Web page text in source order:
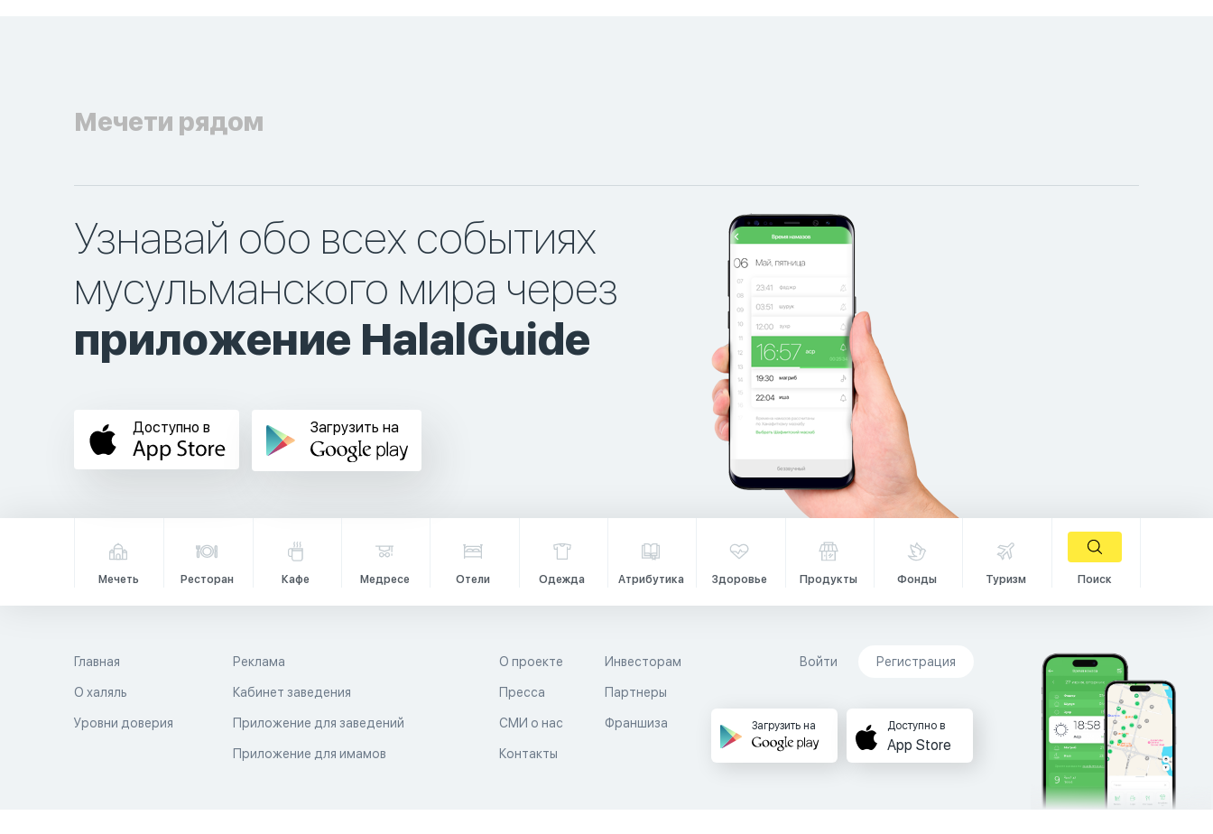
Мечети рядом
Узнавай обо всех событиях
мусульманского мира через
приложение HalalGuide
Доступно в Загрузить на
Мечеть Ресторан Кафе Медресе Отели Одежда Атрибутика Здоровье Продукты Фонды Туризм Поиск
Главная
О халяль
Уровни доверия
Реклама
Кабинет заведения
Приложение для заведений
Приложение для имамов
О проекте
Пресса
СМИ о нас
Контакты
Инвесторам
Партнеры
Франшиза
Войти Регистрация
Загрузить на Доступно в
App Store